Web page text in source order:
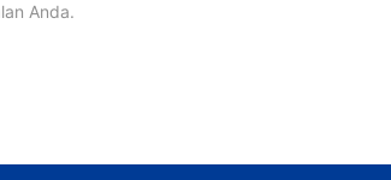
Anda.